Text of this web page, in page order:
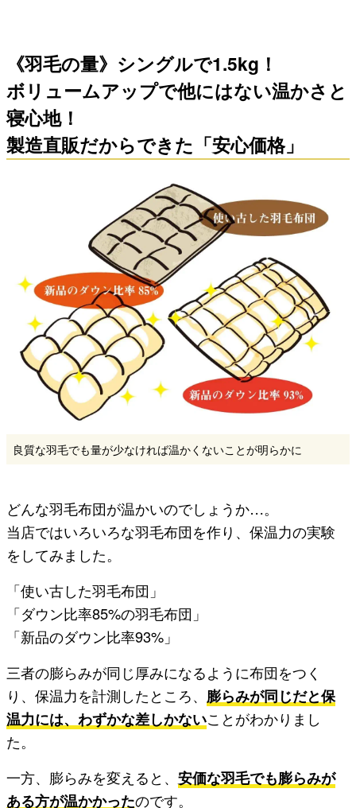
《羽毛の量》シングルで1.5kg！
ボリュームアップで他にはない温かさと
寝心地！
製造直販だからできた「安心価格」
良質な羽毛でも量が少なければ温かくないことが明らかに
どんな羽毛布団が温かいのでしょうか…。
当店ではいろいろな羽毛布団を作り、保温力の実験
をしてみました。
「使い古した羽毛布団」
「ダウン比率85%の羽毛布団」
「新品のダウン比率93%」
三者の膨らみが同じ厚みになるように布団をつく
り、保温力を計測したところ、 膨らみが同じだと保
温力には、わずかな差しかないことがわかりまし
た。
一方、膨らみを変えると、安価な羽毛でも膨らみが
ある方が温かかったのです。